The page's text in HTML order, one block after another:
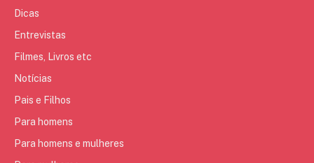
Dicas
Entrevistas
Filmes, Livros etc
Notícias
Pais e Filhos
Para homens
Para homens e mulheres